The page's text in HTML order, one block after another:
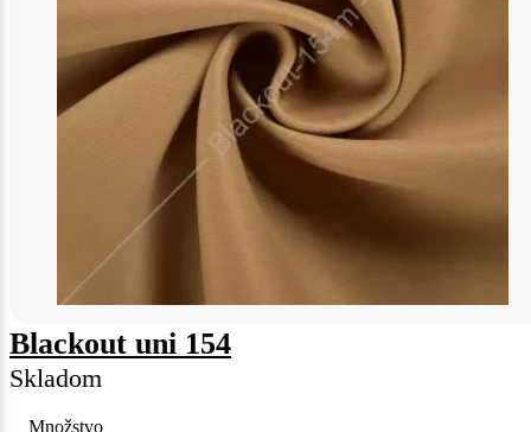
Blackout uni 154
Skladom
Množstvo